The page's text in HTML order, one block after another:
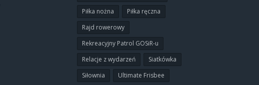
Piłka nożna
Piłka ręczna
Rajd rowerowy
Rekreacyjny Patrol GOSiR-u
Relacje z wydarzeń
Siatkówka
Siłownia
Ultimate Frisbee